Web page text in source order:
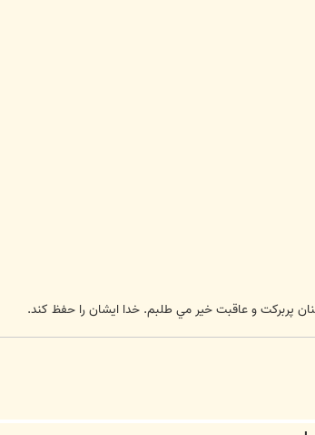
پربركت و عاقبت خير مي طلبم. خدا ايشان را حفظ كند.